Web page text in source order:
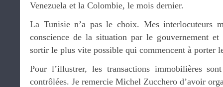
Venezuela et la Colombie, le mois dernier.
La Tunisie n’a pas le choix. Mes interlocuteurs
conscience de la situation par le gouvernement
sortir le plus vite possible qui commencent à porter
Pour l’illustrer, les transactions immobilières
contrôlées. Je remercie Michel Zucchero d’avoir